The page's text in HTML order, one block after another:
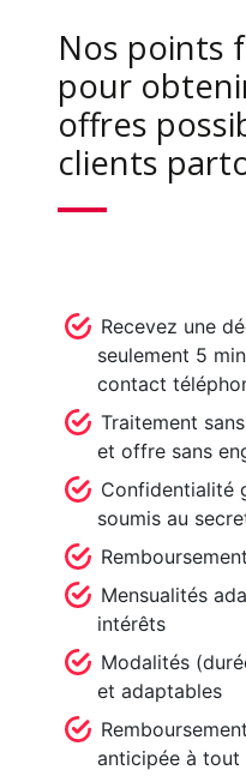
Nos points
pour
offres
clients
Recevez une
seulement 5
contact
Traitement
et offre sans
Confidentialité
soumis au
Mensualités
intérêts
Modalités
et adaptables
anticipée à tout